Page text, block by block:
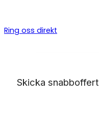
Ring oss direkt
Skicka snabboffert